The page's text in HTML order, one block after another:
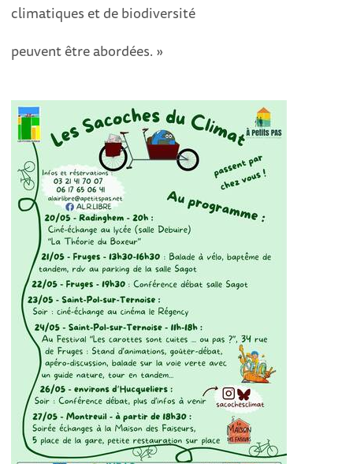
climatiques et de biodiversité
peuvent être abordées. »